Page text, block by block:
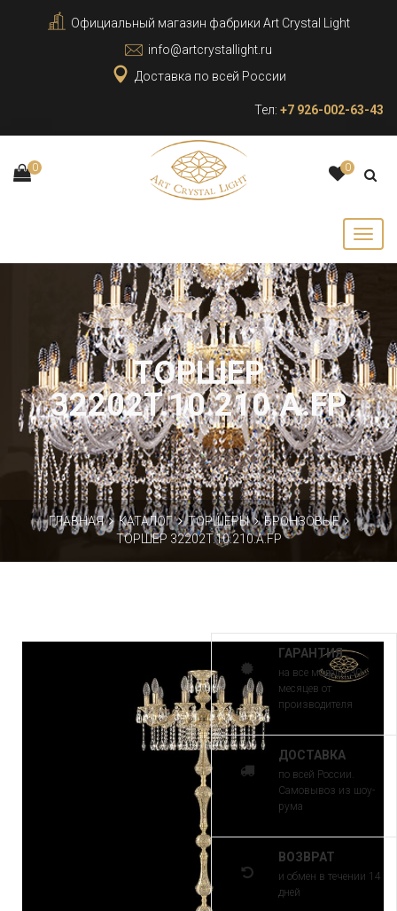
Официальный магазин фабрики Art Crystal Light
info@artcrystallight.ru
Доставка по всей России
Тел: +7 926-002-63-43
0 0
ТОРШЕР
32202T.10.210.A.FP
ГЛАВНАЯ КАТАЛОГ ТОРШЕРЫ
БРОНЗОВЫЕ
ТОРШЕР 32202T.10.210.A.FP
ГАРАНТИЯ
на все модели 30
месяцев от
производителя
ДОСТАВКА
по всей России.
Самовывоз из шоу-
рума
ВОЗВРАТ
и обмен в течении 14
дней